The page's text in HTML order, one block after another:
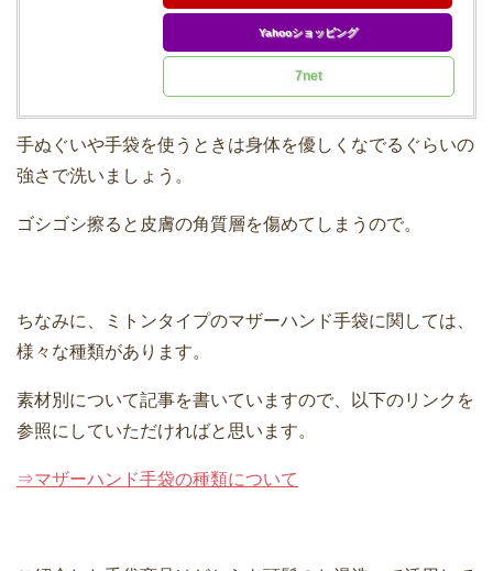
Yahooショッピング
7net
手ぬぐいや手袋を使うときは身体を優しくなでるぐらいの
強さで洗いましょう。
ゴシゴシ擦ると皮膚の角質層を傷めてしまうので。
ちなみに、ミトンタイプのマザーハンド手袋に関しては、
様々な種類があります。
素材別について記事を書いていますので、以下のリンクを
参照にしていただければと思います。
⇒マザーハンド手袋の種類について